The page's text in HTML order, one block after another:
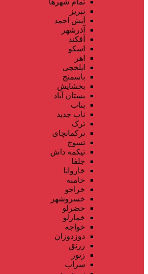
تبریز
آبش احمد
آذرشهر
آقکند
اسکو
اهر
ایلخچی
باسمنج
بخشایش
بستان آباد
بناب
ناب جدید
ترک
ترکمانچای
تسوج
تیکمه داش
جلفا
خاروانا
خامنه
خراجو
خسروشهر
خضرلو
خمارلو
خواجه
دوزدوزان
زرنق
زنوز
سراب